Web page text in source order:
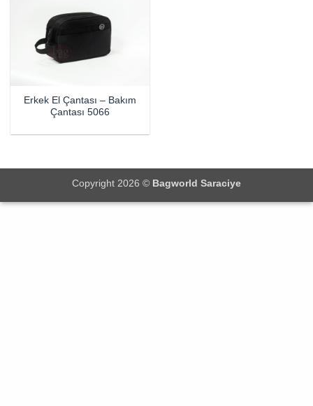
Erkek El Çantası – Bakım
Çantası 5066
Copyright 2026 © Bagworld Saraciye